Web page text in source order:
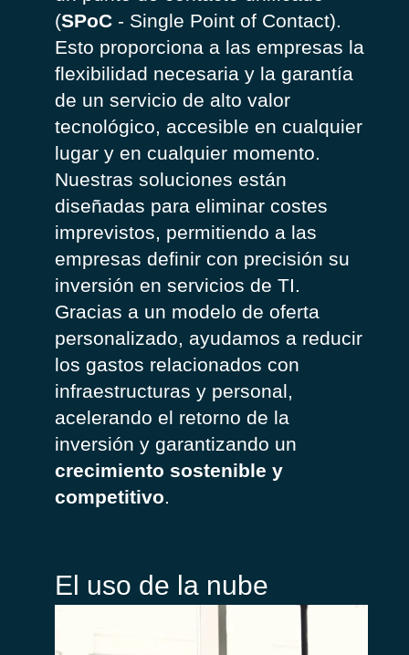
(SPoC - Single Point of Contact).
Esto proporciona a las empresas la
flexibilidad necesaria y la garantía
de un servicio de alto valor
tecnológico, accesible en cualquier
lugar y en cualquier momento.
Nuestras soluciones están
diseñadas para eliminar costes
imprevistos, permitiendo a las
empresas definir con precisión su
inversión en servicios de TI.
Gracias a un modelo de oferta
personalizado, ayudamos a reducir
los gastos relacionados con
infraestructuras y personal,
acelerando el retorno de la
inversión y garantizando un
crecimiento sostenible y
competitivo.
El uso de la nube